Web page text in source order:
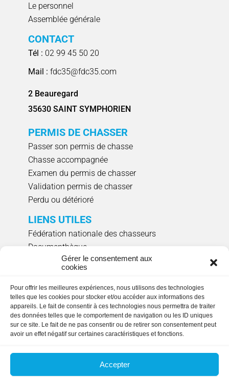
Gérer le consentement aux
cookies
Pour offrir les meilleures expériences, nous utilisons des technologies
telles que les cookies pour stocker et/ou accéder aux informations des
appareils. Le fait de consentir à ces technologies nous permettra de traiter
des données telles que le comportement de navigation ou les ID uniques
sur ce site. Le fait de ne pas consentir ou de retirer son consentement peut
avoir un effet négatif sur certaines caractéristiques et fonctions.
Accepter
Le personnel
Assemblée générale
CONTACT
Tél : 02 99 45 50 20
Mail : fdc35@fdc35.com
2 Beauregard
35630 SAINT SYMPHORIEN
PERMIS DE CHASSER
Passer son permis de chasse
Chasse accompagnée
Examen du permis de chasser
Validation permis de chasser
Perdu ou détérioré
LIENS UTILES
Fédération nationale des chasseurs
Documenthèque
Agenda évènements
NOUS SUIVRE
HORAIRES D'OUVERTURE
Lundi, mardi, jeudi et vendredi: 9h00 à 17h15
Fermée le mercredi